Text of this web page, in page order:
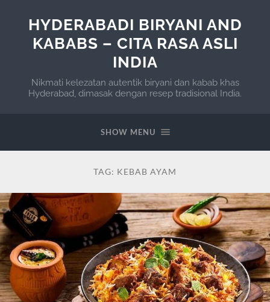
HYDERABADI BIRYANI AND
KABABS – CITA RASA ASLI
INDIA
Nikmati kelezatan autentik biryani dan kabab khas
Hyderabad, dimasak dengan resep tradisional India.
SHOW MENU
TAG: KEBAB AYAM